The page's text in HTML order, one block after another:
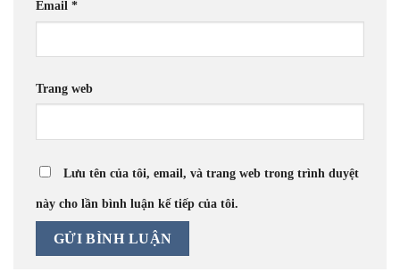
Email *
Trang web
Lưu tên của tôi, email, và trang web trong trình duyệt
này cho lần bình luận kế tiếp của tôi.